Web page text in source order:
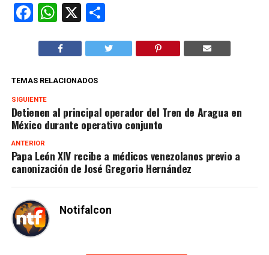
Facebook
WhatsApp
X Compartir
TEMAS RELACIONADOS
SIGUIENTE
Detienen al principal operador del Tren de Aragua en
México durante operativo conjunto
ANTERIOR
Papa León XIV recibe a médicos venezolanos previo a
canonización de José Gregorio Hernández
Notifalcon